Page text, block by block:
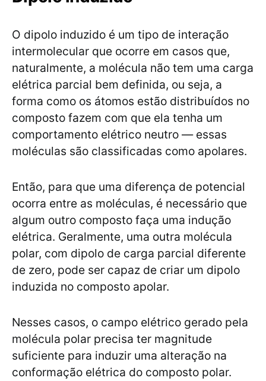
O dipolo induzido é um tipo de interação
intermolecular que ocorre em casos que,
naturalmente, a molécula não tem uma carga
elétrica parcial bem definida, ou seja, a
forma como os átomos estão distribuídos no
composto fazem com que ela tenha um
comportamento elétrico neutro — essas
moléculas são classificadas como apolares.
Então, para que uma diferença de potencial
ocorra entre as moléculas, é necessário que
algum outro composto faça uma indução
elétrica. Geralmente, uma outra molécula
polar, com dipolo de carga parcial diferente
de zero, pode ser capaz de criar um dipolo
induzida no composto apolar.
Nesses casos, o campo elétrico gerado pela
molécula polar precisa ter magnitude
suficiente para induzir uma alteração na
conformação elétrica do composto polar.